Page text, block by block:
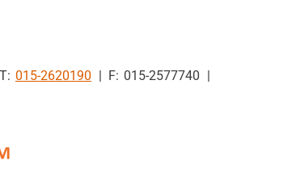
Tel:
015-2620190 015-2577740